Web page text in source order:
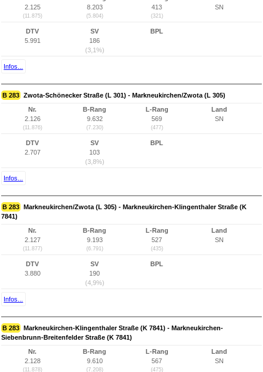
2.125
(11.875)
8.203
(5.804)
413
(321)
SN
DTV
5.991
SV
186
(3,1%)
BPL
Infos...
B 283 Zwota-Schönecker Straße (L 301) - Markneukirchen/Zwota (L 305)
Nr.
2.126
(11.876)
B-Rang
9.632
(7.230)
L-Rang
569
(477)
Land
SN
DTV
2.707
SV
103
(3,8%)
BPL
Infos...
B 283 Markneukirchen/Zwota (L 305) - Markneukirchen-Klingenthaler Straße (K
7841)
Nr.
2.127
(11.877)
B-Rang
9.193
(6.791)
L-Rang
527
(435)
Land
SN
DTV
3.880
SV
190
(4,9%)
BPL
Infos...
B 283 Markneukirchen-Klingenthaler Straße (K 7841) - Markneukirchen-
Siebenbrunn-Breitenfelder Straße (K 7841)
Nr.
2.128
(11.878)
B-Rang
9.610
(7.208)
L-Rang
567
(475)
Land
SN